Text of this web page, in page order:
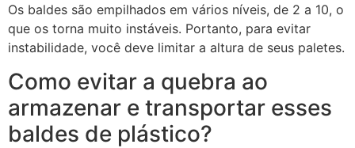
Os baldes são empilhados em vários níveis, de 2 a 10, o
que os torna muito instáveis. Portanto, para evitar
instabilidade, você deve limitar a altura de seus paletes.
Como evitar a quebra ao
armazenar e transportar esses
baldes de plástico?